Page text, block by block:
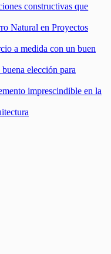
constructivas que
Natural en Proyectos
a medida con un buen
elección para
imprescindible en la